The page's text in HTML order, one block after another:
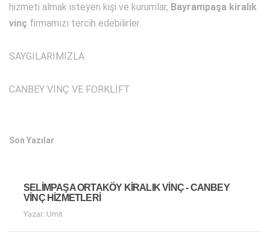
hizmeti almak isteyen kişi ve kurumlar, Bayrampaşa kiralık
vinç firmamızı tercih edebilirler.
SAYGILARIMIZLA
CANBEY VİNÇ VE FORKLİFT
Son Yazılar
SELIMPAŞA ORTAKÖY KIRALIK VINÇ - CANBEY
VINÇ HIZMETLERI
Yazar: Umit